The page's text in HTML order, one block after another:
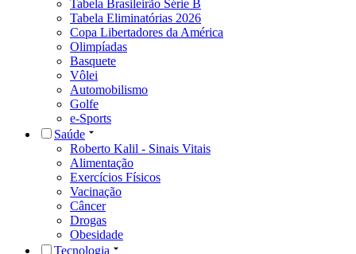
Tabela Brasileirão Série B
Tabela Eliminatórias 2026
Copa Libertadores da América
Olimpíadas
Basquete
Vôlei
Automobilismo
Golfe
e-Sports
Saúde
Roberto Kalil - Sinais Vitais
Alimentação
Exercícios Físicos
Vacinação
Câncer
Drogas
Obesidade
Tecnologia